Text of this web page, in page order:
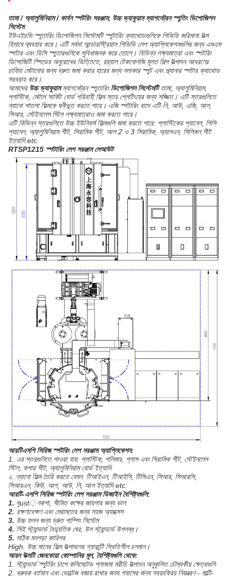
তামা / অ্যালুমিনিয়াম / কার্বন স্পটরিং সরঞ্জাম, উচ্চ ভ্যাকুয়াম ম্যাগনেট্রন স্পুতিং ডিপোজিশন
সিস্টেম
ইউএইচভি স্পুতারিং ডিপোজিশন সিস্টেমটি স্পুটারিং ক্যাথোডগুলিকে পিভিডি জরিমানা উত্স
হিসাবে ব্যবহার করে। এটি সর্বদা আন্ডারস্ট্রিয়াল পিভিডি লেপ অ্যাপ্লিকেশনগুলির জন্য এমএফ
স্পটার এবং ডিসি স্পুতারগুলিকে সুবিধাজনক করে তোলে। বিভিন্ন লক্ষ্যমাত্রা এবং স্পটরিং
ডিপোজিটি স্পিডের অনুরোধের ভিত্তিতে, রয়্যাল টেকনোলজি মূলত শিল্প উত্পাদন আবরণের
চাহিদা মেটানোর জন্য দ্রুত জমা করার হারের জন্য নলাকার স্পুট এবং প্ল্যানার স্পটার ক্যাথোড
সরবরাহ করে।
আমাদেরউচ্চ ভ্যাকুয়ামম্যাগনেট্রন স্পুতারিং ডিপোজিশন সিস্টেমটিতামা, অ্যালুমিনিয়াম,
প্লাস্টিক, মেটাল সার্কিট বোর্ড পরিবাহী ফিল্ম স্তর প্লেটিংয়ের জন্য সজ্জিত। এটি স্তরগুলিতে
ন্যানো পাতলা ফিল্মকে ঘনীভূত করতে পারে। এজি স্পটারিং বাদে এটি নি, আউ, এজি, আল,
সিআর, স্টেইনলেস স্টিল লক্ষ্যমাত্রাও জমা করতে পারে।
এটি বিভিন্ন স্তরগুলিতে উচ্চ ইউনিফর্ম ফিল্মগুলি জমা করতে পারে: প্লাস্টিকের প্যানেল, পিসি
প্যানেল, অ্যালুমিনিয়াম শীট, সিরামিক শীট, আল 2 ও 3 সিরামিক, অ্যালএন, সিলিকন শীট
ইত্যাদি etc.
RTSP1215 স্পটারিং লেপ সরঞ্জাম লেআউট
আরটিএসপি সিরিজ স্পটরিং লেপ সরঞ্জাম অ্যাপ্লিকেশন:
1. এর স্তরগুলিতে পাওয়া যায়: প্লাস্টিক, পলিমার, গ্লাস এবং সিরামিক শীট, স্টেইনলেস
স্টিল, কপার শীট, অ্যালুমিনিয়াম বোর্ড ইত্যাদি
২. ন্যানো ফিল্ম তৈরি করতে যেমন: টিআইএন, টিআইসি, টিসিএন, সিআর, সিআরসি,
সিআরএন, কিউ, আগ, আউ, নি, আল ইত্যাদি etc.
আরটি-এসপি সিরিজ স্পটরিং লেপ সরঞ্জাম ডিজাইন বৈশিষ্ট্যগুলি:
1. দৃust় নকশা, সীমিত কক্ষের জায়গার জন্য ভাল
2. রক্ষণাবেক্ষণ এবং মেরামতের জন্য সহজ অ্যাক্সেস
3. উচ্চ ফলন জন্য দ্রুত পাম্পিং সিস্টেম
4. সিই স্ট্যান্ডার্ড বৈদ্যুতিক ঘের, উল স্ট্যান্ডার্ড উপলব্ধ।
5. সঠিক মনগড়া কারিগর
High. উচ্চ মানের ফিল্ম উত্পাদনের গ্যারান্টি স্থিতিশীল চলমান।
আয়ন উত্সটি জেনকোয়া কোম্পানির মূল, বৈশিষ্ট্যগুলি থেকে:
1. স্ট্যান্ডার্ড স্পুটরিং চাপে কলিমেটেড প্লাজমা মরীচি উত্পাদন অনুকূলিত চৌম্বকীয় ক্ষেত্রগুলি
2. ধ্রুবক বর্তমান এবং ভোল্টেজ বজায় রাখার জন্য গ্যাসের জন্য স্বয়ংক্রিয় নিয়ন্ত্রণ - মাল্টি-